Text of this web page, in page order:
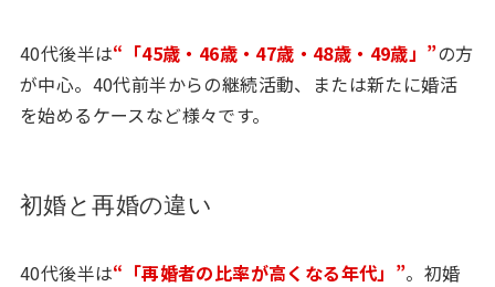
40代後半は“「45歳・46歳・47歳・48歳・49歳」”の方
が中心。40代前半からの継続活動、または新たに婚活
を始めるケースなど様々です。
初婚と再婚の違い
40代後半は“「再婚者の比率が高くなる年代」”。初婚